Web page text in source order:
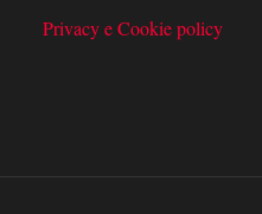
Privacy e Cookie policy